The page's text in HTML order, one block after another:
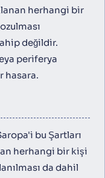
herhangi bir
değildir.
periferya
hasara.
bu Şartları
herhangi bir kişi
da dahil